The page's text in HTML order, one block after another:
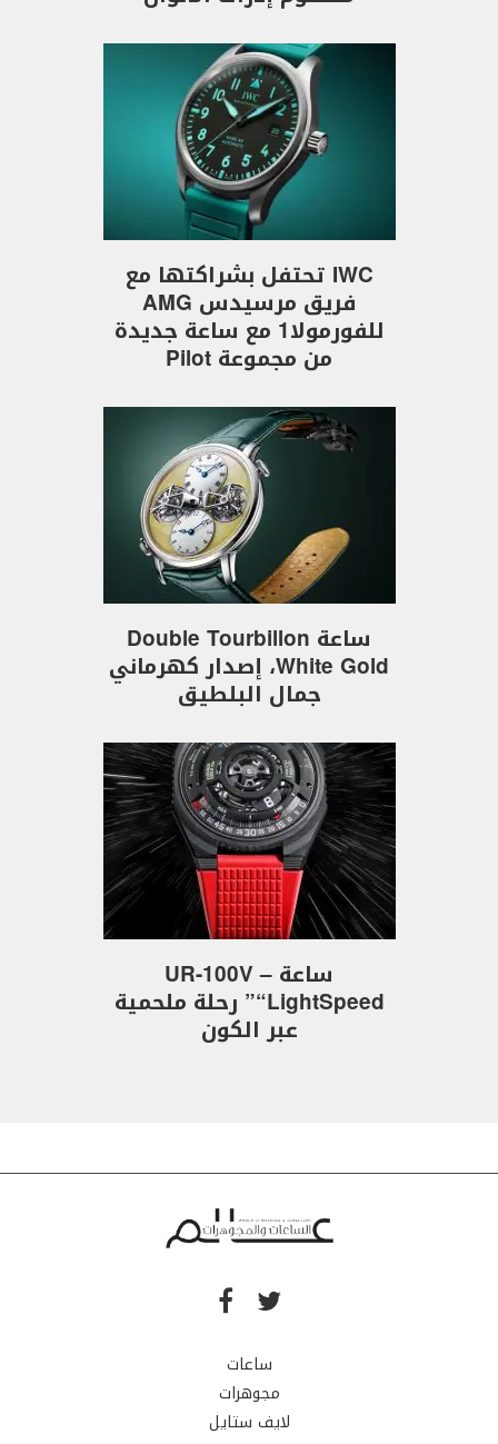
IWC تحتفل بشراكتها مع
فريق مرسيدس AMG
للفورمولا1 مع ساعة جديدة
من مجموعة Pilot
ساعة Double Tourbillon
White Gold، إصدار كهرماني
جمال البلطيق
ساعة UR-100V –
“LightSpeed” رحلة ملحمية
عبر الكون
ساعات
مجوهرات
لايف ستايل